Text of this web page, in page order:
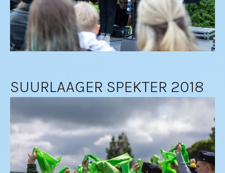
SUURLAAGER SPEKTER 2018